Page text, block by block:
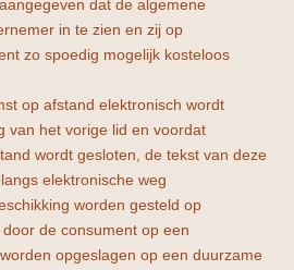
dat de algemene
in te zien en zij op
zo spoedig mogelijk kosteloos
op afstand elektronisch wordt
van het vorige lid en voordat
wordt gesloten, de tekst van deze
elektronische weg
worden gesteld op
de consument op een
opgeslagen op een duurzame